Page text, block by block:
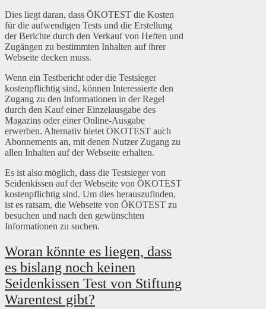
Dies liegt daran, dass ÖKOTEST die Kosten
für die aufwendigen Tests und die Erstellung
der Berichte durch den Verkauf von Heften und
Zugängen zu bestimmten Inhalten auf ihrer
Webseite decken muss.
Wenn ein Testbericht oder die Testsieger
kostenpflichtig sind, können Interessierte den
Zugang zu den Informationen in der Regel
durch den Kauf einer Einzelausgabe des
Magazins oder einer Online-Ausgabe
erwerben. Alternativ bietet ÖKOTEST auch
Abonnements an, mit denen Nutzer Zugang zu
allen Inhalten auf der Webseite erhalten.
Es ist also möglich, dass die Testsieger von
Seidenkissen auf der Webseite von ÖKOTEST
kostenpflichtig sind. Um dies herauszufinden,
ist es ratsam, die Webseite von ÖKOTEST zu
besuchen und nach den gewünschten
Informationen zu suchen.
Woran könnte es liegen, dass
es bislang noch keinen
Seidenkissen Test von Stiftung
Warentest gibt?